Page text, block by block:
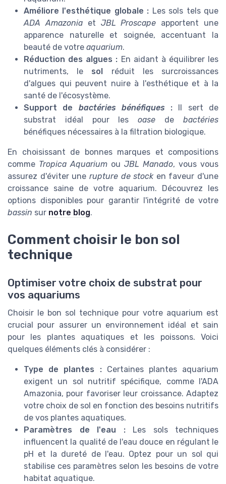
Améliore l'esthétique globale : Les sols tels que
ADA Amazoniaet JBL Proscape apportent une
apparence naturelle et soignée, accentuant la
beauté de votre aquarium.
Réduction des algues : En aidant à équilibrer les
nutriments, le sol réduit les surcroissances
d'algues qui peuvent nuire à l'esthétique et à la
santé de l'écosystème.
Support de bactéries bénéfiques : Il sert de
substrat idéal pour lesoase debactéries
bénéfiques nécessaires à la filtration biologique.
En choisissant de bonnes marques et compositions
comme Tropica Aquarium ou JBL Manado, vous vous
assurez d'éviter une rupture de stocken faveur d'une
croissance saine de votre aquarium. Découvrez les
options disponibles pour garantir l'intégrité de votre
bassin sur notre blog.
Comment choisir le bon sol
technique
Optimiser votre choix de substrat pour
vos aquariums
Choisir le bon sol technique pour votre aquarium est
crucial pour assurer un environnement idéal et sain
pour les plantes aquatiques et les poissons. Voici
quelques éléments clés à considérer :
Type de plantes :Certaines plantes aquarium
exigent un sol nutritif spécifique, comme l'ADA
Amazonia, pour favoriser leur croissance. Adaptez
votre choix de sol en fonction des besoins nutritifs
de vos plantes aquatiques.
Paramètres de l'eau :Les sols techniques
influencent la qualité de l'eau douce en régulant le
pH et la dureté de l'eau. Optez pour un sol qui
stabilise ces paramètres selon les besoins de votre
habitat aquatique.